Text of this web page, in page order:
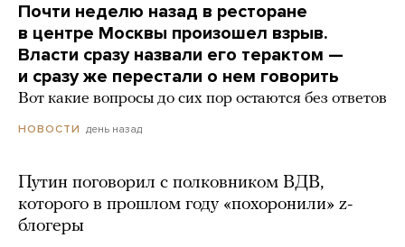
Почти неделю назад в ресторане
в центре Москвы произошел взрыв.
Власти сразу назвали его терактом —
и сразу же перестали о нем говорить
Вот какие вопросы до сих пор остаются без ответов
НОВОСТИ день назад
Путин поговорил с полковником ВДВ,
которого в прошлом году «похоронили» z-
блогеры